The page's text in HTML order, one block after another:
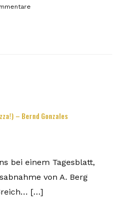
– Bernd Gonzales
bei einem Tagesblatt,
von A. Berg
[…]